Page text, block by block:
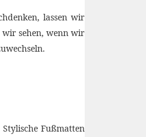
lassen wir
wir sehen, wenn wir
Fußmatten